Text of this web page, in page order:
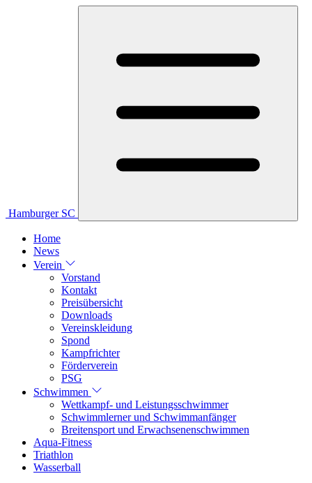
Hamburger SC
Home
News
Verein
Vorstand
Kontakt
Preisübersicht
Downloads
Vereinskleidung
Spond
Kampfrichter
Förderverein
PSG
Schwimmen
Wettkampf- und Leistungsschwimmer
Schwimmlerner und Schwimmanfänger
Breitensport und Erwachsenenschwimmen
Aqua-Fitness
Triathlon
Wasserball